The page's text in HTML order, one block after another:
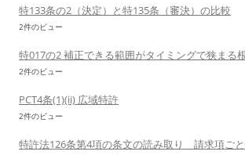
特133条の2（決定）と特135条（審決）の比較
2件のビュー
特017の2 補正できる範囲がタイミングで狭まる
2件のビュー
PCT4条(1)(ii) 広域特許
2件のビュー
特許法126条第4項の条文の読み取り 請求項ご